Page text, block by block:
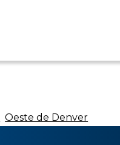
Oeste de Denver